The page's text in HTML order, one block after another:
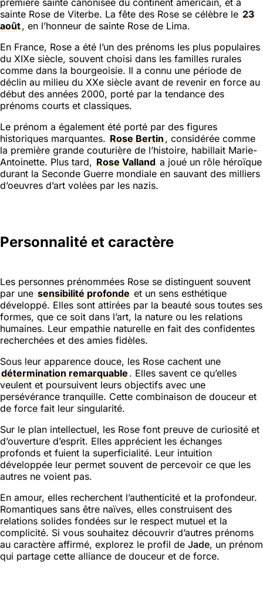
sainte Rose de Viterbe. La fête des Rose se célèbre le 23
août, en l’honneur de sainte Rose de Lima.
En France, Rose a été l’un des prénoms les plus populaires
du XIXe siècle, souvent choisi dans les familles rurales
comme dans la bourgeoisie. Il a connu une période de
déclin au milieu du XXe siècle avant de revenir en force au
début des années 2000, porté par la tendance des
prénoms courts et classiques.
Le prénom a également été porté par des figures
historiques marquantes. Rose Bertin, considérée comme
la première grande couturière de l’histoire, habillait Marie-
Antoinette. Plus tard, Rose Valland a joué un rôle héroïque
durant la Seconde Guerre mondiale en sauvant des milliers
d’oeuvres d’art volées par les nazis.
Personnalité et caractère
Les personnes prénommées Rose se distinguent souvent
par une sensibilité profonde et un sens esthétique
développé. Elles sont attirées par la beauté sous toutes ses
formes, que ce soit dans l’art, la nature ou les relations
humaines. Leur empathie naturelle en fait des confidentes
recherchées et des amies fidèles.
Sous leur apparence douce, les Rose cachent une
détermination remarquable. Elles savent ce qu’elles
veulent et poursuivent leurs objectifs avec une
persévérance tranquille. Cette combinaison de douceur et
de force fait leur singularité.
Sur le plan intellectuel, les Rose font preuve de curiosité et
d’ouverture d’esprit. Elles apprécient les échanges
profonds et fuient la superficialité. Leur intuition
développée leur permet souvent de percevoir ce que les
autres ne voient pas.
En amour, elles recherchent l’authenticité et la profondeur.
Romantiques sans être naïves, elles construisent des
relations solides fondées sur le respect mutuel et la
complicité. Si vous souhaitez découvrir d’autres prénoms
au caractère affirmé, explorez le profil de Jade, un prénom
qui partage cette alliance de douceur et de force.